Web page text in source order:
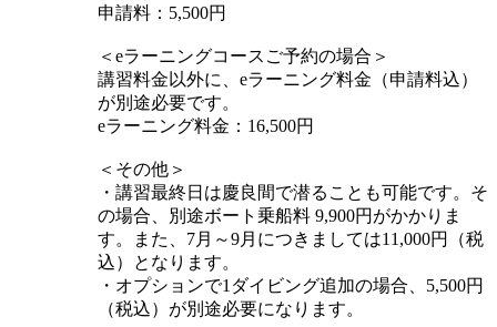
申請料：5,500円
＜eラーニングコースご予約の場合＞
講習料金以外に、eラーニング料金（申請料込）
が別途必要です。
eラーニング料金：16,500円
＜その他＞
・講習最終日は慶良間で潜ることも可能です。そ
の場合、別途ボート乗船料 9,900円がかかりま
す。また、7月～9月につきましては11,000円（税
込）となります。
・オプションで1ダイビング追加の場合、5,500円
（税込）が別途必要になります。